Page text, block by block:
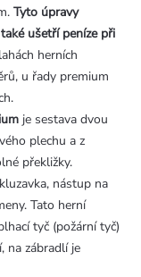
Tyto úpravy
ušetří peníze při
herních
u řady premium
je sestava dvou
plechu a z
překližky.
nástup na
Tato herní
tyč (požární tyč)
na zábradlí je